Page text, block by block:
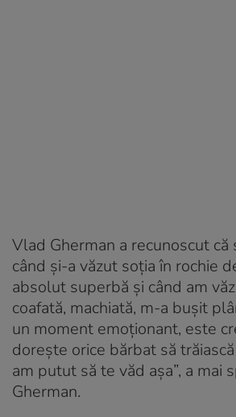
Vlad Gherman a recunoscut
când și-a văzut soția în rochie
absolut superbă și când am
coafată, machiată, m-a bușit
un moment emoționant, este
dorește orice bărbat să
am putut să te văd așa”, a mai
Gherman.